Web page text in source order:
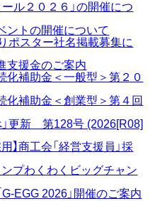
ール２０２６」の開催につ
ントの開催について
ポスター社名掲載募集に
支援金のご案内
化補助金＜一般型＞第２０
化補助金＜創業型＞第４回
」更新 第128号 (2026[R08]
】商工会「経営支援員」採
プわくわくビッグチャン
EGG 2026」開催のご案内